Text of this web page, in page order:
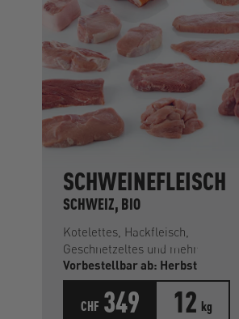
SCHWEINEFLEISCH
SCHWEIZ, BIO
Kotelettes, Hackfleisch,
Geschnetzeltes und mehr
Vorbestellbar ab: Herbst
CHF 349 12 kg